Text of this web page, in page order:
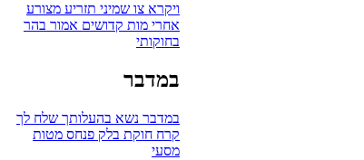
ויקרא צו שמיני תזריע מצורע
אחרי מות קדושים אמור בהר
בחוקותי
במדבר
במדבר נשא בהעלותך שלח לך
קרח חוקת בלק פנחס מטות
מסעי